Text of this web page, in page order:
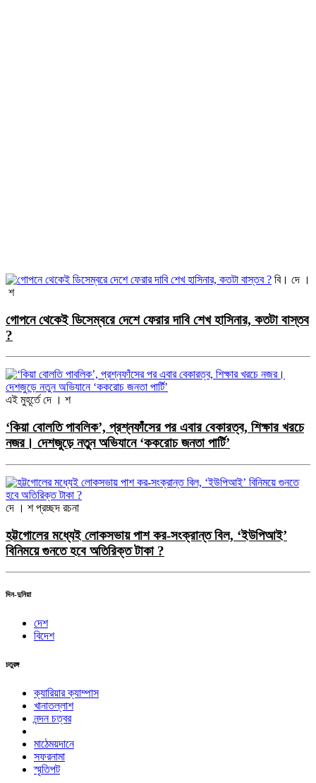
বি। দে ।
শ
গোপনে থেকেই ডিসেম্বরে দেশে ফেরার দাবি শেখ হাসিনার, কতটা বাস্তব
?
এই মুহূর্তে দে । শ
‘কিয়া বোলতি পাবলিক’, প্রশ্নফাঁসের পর এবার বেকারত্ব, শিক্ষার খরচে
নজর। দেশজুড়ে নতুন অভিযানে ‘ককরোচ জনতা পার্টি’
দে । শ প্রচ্ছদ রচনা
হট্টগোলের মধ্যেই লোকসভায় পাশ কর-সংক্রান্ত বিল, ‘ইউপিআই’
বিনিময়ে গুনতে হবে অতিরিক্ত টাকা ?
দিন-দুনিয়া
দেশ
বিদেশ
চতুরঙ্গ
ক্যারিয়ার ক্যাম্পাস
খানাতল্লাশ
নন্দন চত্বর
মাঠেময়দানে
সফরনামা
স্মৃতিপট